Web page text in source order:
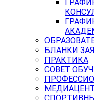
БЛАНКИ
ПРАКТИКА
СОВЕТ